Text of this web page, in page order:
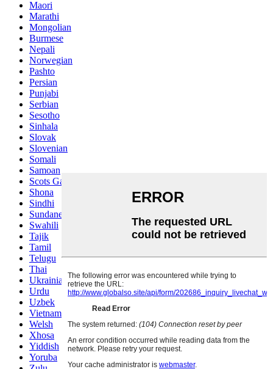
Maori
Marathi
Mongolian
Burmese
Nepali
Norwegian
Pashto
Persian
Punjabi
Serbian
Sesotho
Sinhala
Slovak
Slovenian
Somali
Samoan
Scots Gaelic
Shona
Sindhi
Sundanese
Swahili
Tajik
Tamil
Telugu
Thai
Ukrainian
Urdu
Uzbek
Vietnamese
Welsh
Xhosa
Yiddish
Yoruba